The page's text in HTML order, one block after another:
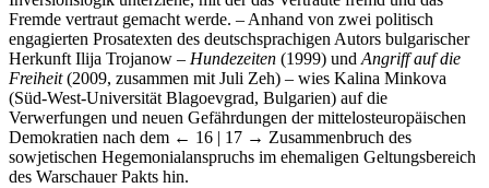
Fremde vertraut gemacht werde. – Anhand von zwei politisch
engagierten Prosatexten des deutschsprachigen Autors bulgarischer
Herkunft Ilija Trojanow – Hundezeiten (1999) und Angriff auf die
Freiheit(2009, zusammen mit Juli Zeh) – wies Kalina Minkova
(Süd-West-Universität Blagoevgrad, Bulgarien) auf die
Verwerfungen und neuen Gefährdungen der mittelosteuropäischen
Demokratien nach dem ← 16 | 17 → Zusammenbruch des
sowjetischen Hegemonialanspruchs im ehemaligen Geltungsbereich
des Warschauer Pakts hin.